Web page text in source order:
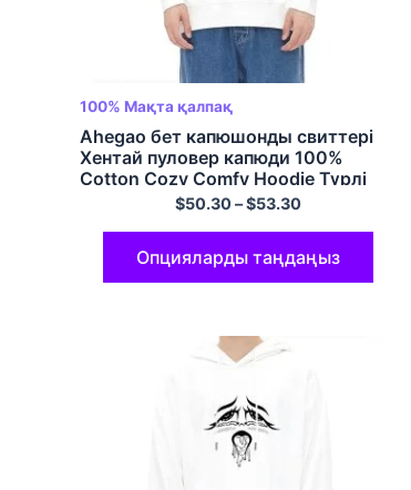
100% Мақта қалпақ
Ahegao бет капюшонды свиттері
Хентай пуловер капюди 100%
Cotton Cozy Comfy Hoodie Түрлі
$50.30–$53.30
Опцияларды таңдаңыз